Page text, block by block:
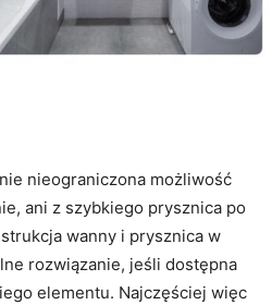
nieograniczona możliwość
ani z szybkiego prysznica po
wanny i prysznica w
rozwiązanie, jeśli dostępna
elementu. Najczęściej więc